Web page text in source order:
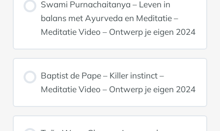
Swami Purnachaitanya – Leven in
balans met Ayurveda en Meditatie –
Meditatie Video – Ontwerp je eigen 2024
Baptist de Pape – Killer instinct –
Meditatie Video – Ontwerp je eigen 2024